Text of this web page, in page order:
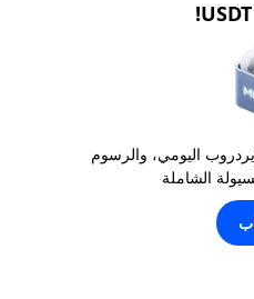
اليومي، والرسوم
الشاملة